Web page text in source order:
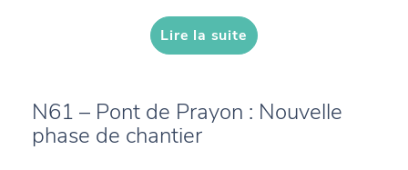
Lire la suite
N61 – Pont de Prayon : Nouvelle
phase de chantier